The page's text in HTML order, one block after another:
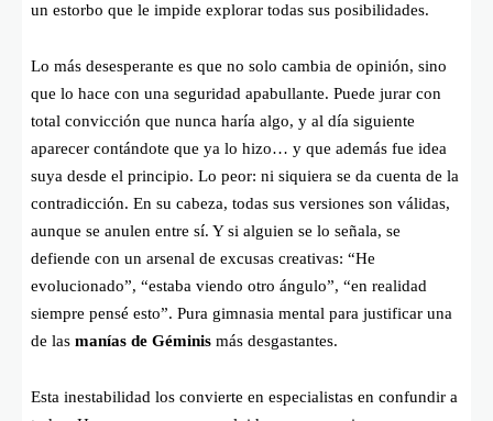
un estorbo que le impide explorar todas sus posibilidades.
Lo más desesperante es que no solo cambia de opinión, sino
que lo hace con una seguridad apabullante. Puede jurar con
total convicción que nunca haría algo, y al día siguiente
aparecer contándote que ya lo hizo… y que además fue idea
suya desde el principio. Lo peor: ni siquiera se da cuenta de la
contradicción. En su cabeza, todas sus versiones son válidas,
aunque se anulen entre sí. Y si alguien se lo señala, se
defiende con un arsenal de excusas creativas: “He
evolucionado”, “estaba viendo otro ángulo”, “en realidad
siempre pensé esto”. Pura gimnasia mental para justificar una
de las manías de Géminis más desgastantes.
Esta inestabilidad los convierte en especialistas en confundir a